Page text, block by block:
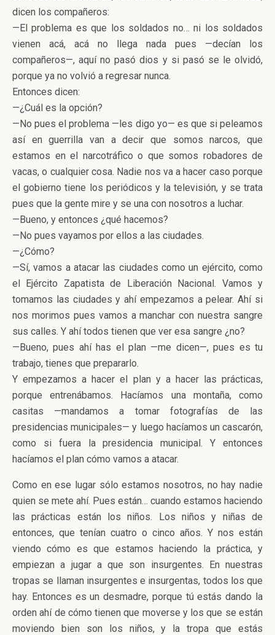
dicen los compañeros:
—El problema es que los soldados no… ni los soldados
vienen acá, acá no llega nada pues —decían los
compañeros—, aquí no pasó dios y si pasó se le olvidó,
porque ya no volvió a regresar nunca.
Entonces dicen:
—¿Cuál es la opción?
—No pues el problema —les digo yo— es que si peleamos
así en guerrilla van a decir que somos narcos, que
estamos en el narcotráfico o que somos robadores de
vacas, o cualquier cosa. Nadie nos va a hacer caso porque
el gobierno tiene los periódicos y la televisión, y se trata
pues que la gente mire y se una con nosotros a luchar.
—Bueno, y entonces ¿qué hacemos?
—No pues vayamos por ellos a las ciudades.
—¿Cómo?
—Sí, vamos a atacar las ciudades como un ejército, como
el Ejército Zapatista de Liberación Nacional. Vamos y
tomamos las ciudades y ahí empezamos a pelear. Ahí si
nos morimos pues vamos a manchar con nuestra sangre
sus calles. Y ahí todos tienen que ver esa sangre ¿no?
—Bueno, pues ahí has el plan —me dicen—, pues es tu
trabajo, tienes que prepararlo.
Y empezamos a hacer el plan y a hacer las prácticas,
porque entrenábamos. Hacíamos una montaña, como
casitas —mandamos a tomar fotografías de las
presidencias municipales— y luego hacíamos un cascarón,
como si fuera la presidencia municipal. Y entonces
hacíamos el plan cómo vamos a atacar.
Como en ese lugar sólo estamos nosotros, no hay nadie
quien se mete ahí. Pues están… cuando estamos haciendo
las prácticas están los niños. Los niños y niñas de
entonces, que tenían cuatro o cinco años. Y nos están
viendo cómo es que estamos haciendo la práctica, y
empiezan a jugar a que son insurgentes. En nuestras
tropas se llaman insurgentes e insurgentas, todos los que
hay. Entonces es un desmadre, porque tú estás dando la
orden ahí de cómo tienen que moverse y los que se están
moviendo bien son los niños, y la tropa que estás